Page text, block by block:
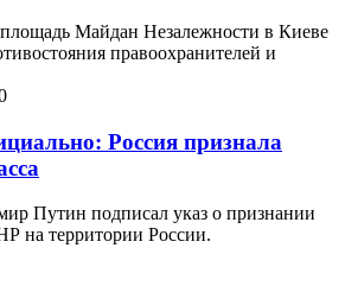
площадь Майдан Незалежности в Киеве
правоохранителей и
Россия признала
Путин подписал указ о признании
на территории России.